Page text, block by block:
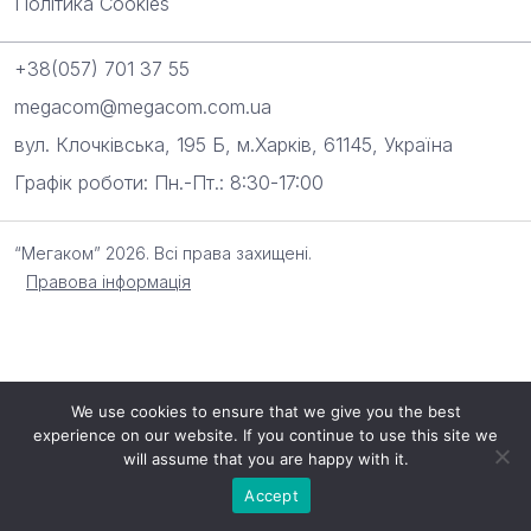
+38(057) 701 37 55
megacom@megacom.com.ua
вул. Клочківська, 195 Б, м.Харків, 61145, Україна
Графік роботи: Пн.-Пт.: 8:30-17:00
“Мегаком” 2026. Всі права захищені.
Правова інформація
We use cookies to ensure that we give you the best
experience on our website. If you continue to use this site we
will assume that you are happy with it.
Accept